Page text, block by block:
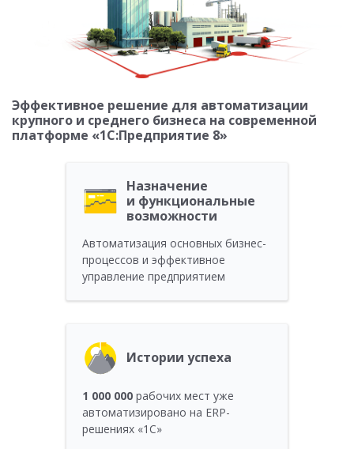
Эффективное решение для автоматизации
крупного и среднего бизнеса на современной
платформе «1С:Предприятие 8»
Назначение
и функциональные
возможности
Автоматизация основных бизнес-
процессов и эффективное
управление предприятием
Истории успеха
1 000 000 рабочих мест уже
автоматизировано на ERP-
решениях «1С»